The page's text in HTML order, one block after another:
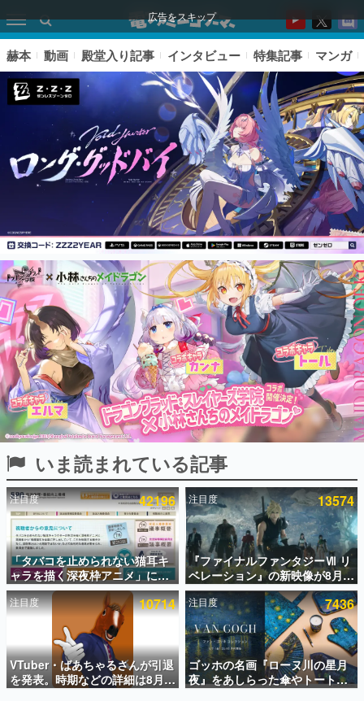
広告をスキップ
ピックアップ
電ファミのいま読まれている記事ランキング
アプリセール情報
インタビュー
連載・特集一覧
殿堂入り記事
SNS拡散数が数千以上！ ページビュー数万以上！ などな
ど。多くの人々に読まれた、電ファミ渾身の“殿堂入り”記
事をまとめました。
ゲームの企画書
名作ゲームクリエイターの方々に製作時のエピソードをお
聞きし、ヒットする企画（ゲーム）とは何か？を探ってい
きます。
赫本
この物語を解いてはいけない。『赫本』は、〈試験問題〉
の形をした短編ホラー小説集です。
新世代に訊く
これからのデジタルゲーム市場を担う若きクリエイター達
の姿を追い、彼らのルーツと情熱を探っていきます。
赫本 動画 殿堂入り記事 インタビュー 特集記事 マンガ
いま読まれている記事
注目度 42196
「タバコを止められない猫耳キ
ャラを描く深夜枠アニメ」に視
聴者の一部から批判意見。違法
薬物の使用と思しき描写も含め
て、BPOが議論を交わす
注目度 13574
『ファイナルファンタジーⅦ リ
ベレーション』の新映像が8月
26日早朝に公開へ。『FF7』リ
メイクシリーズの完結編、
「gamescom」のオープニング
ナイトライブにてディレクター
の浜口直樹氏が登壇する予定
注目度 10714
VTuber・ばあちゃるさんが引退
を発表。時期などの詳細は8月9
日15時からの配信で説明
注目度 7436
ゴッホの名画『ローヌ川の星月
夜』をあしらった傘やトートバ
ッグなどが登場。8月7日21時よ